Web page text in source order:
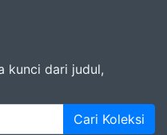
kunci dari judul,
Cari Koleksi